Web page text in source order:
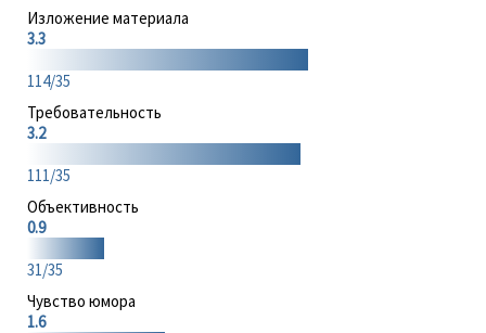
Изложение материала
3.3
114/35
Требовательность
3.2
111/35
Объективность
0.9
31/35
Чувство юмора
1.6